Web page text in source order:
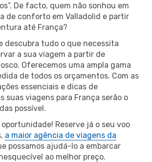
De facto, quem não sonhou em
de conforto em Valladolid e partir
até França?
descubra tudo o que necessita
a sua viagem a partir de
Oferecemos uma ampla gama
de todos os orçamentos. Com as
essenciais e dicas de
suas viagens para França serão o
possível.
Reserve já o seu voo
a maior agência de viagens da
possamos ajudá-lo a embarcar
ao melhor preço.